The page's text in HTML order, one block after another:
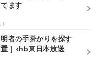
ます
)
者の手掛かりを探す
| khb東日本放送